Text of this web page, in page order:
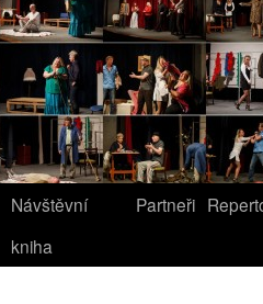
Návštěvní
kniha
Partneři